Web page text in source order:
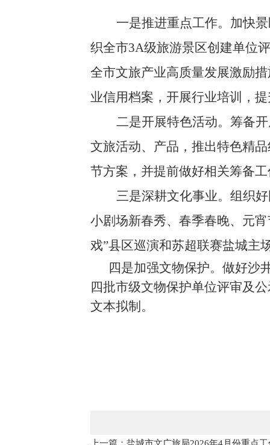
一是推进重点工作。 加快
织全市3A级旅游景区创建单位
全市文旅产业高质量发展激励
业信用档案，开展行业培训，
二是开展特色活动。 筹备
文旅活动、产品， 推出特色精
节方案，并提前做好相关筹备
三是深耕文化事业。 组织
小剧场新春秀、春季春晚、元
戏”县区巡演和苏超联赛盐城主
四是加强文物保护。 做好沙
四批市级文物保护单位评审及
文本拟制。